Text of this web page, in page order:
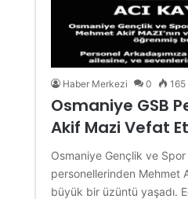
Haber Merkezi 0 165
Osmaniye GSB
Akif Mazi Vefat
Osmaniye Gençlik ve
personellerinden Mehmet
büyük bir üzüntü yaşadı.